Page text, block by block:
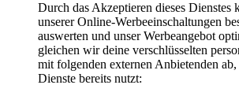
Durch das Akzeptieren dieses
unserer Online-Werbeeinschaltungen
auswerten und unser Werbeangebot
gleichen wir deine verschlüsselten
mit folgenden externen Anbietenden
Dienste bereits nutzt: